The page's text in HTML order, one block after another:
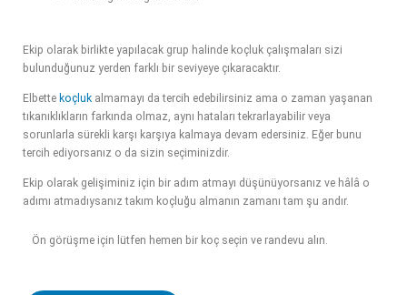
Ekip olarak birlikte yapılacak grup halinde koçluk çalışmaları sizi
bulunduğunuz yerden farklı bir seviyeye çıkaracaktır.
Elbette koçluk almamayı da tercih edebilirsiniz ama o zaman yaşanan
tıkanıklıkların farkında olmaz, aynı hataları tekrarlayabilir veya
sorunlarla sürekli karşı karşıya kalmaya devam edersiniz. Eğer bunu
tercih ediyorsanız o da sizin seçiminizdir.
Ekip olarak gelişiminiz için bir adım atmayı düşünüyorsanız ve hâlâ o
adımı atmadıysanız takım koçluğu almanın zamanı tam şu andır.
Ön görüşme için lütfen hemen bir koç seçin ve randevu alın.